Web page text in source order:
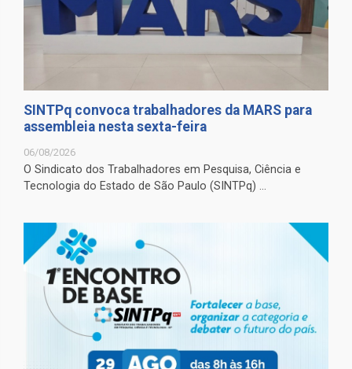
SINTPq convoca trabalhadores da MARS para
assembleia nesta sexta-feira
06/08/2026
O Sindicato dos Trabalhadores em Pesquisa, Ciência e
Tecnologia do Estado de São Paulo (SINTPq) ...